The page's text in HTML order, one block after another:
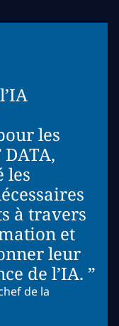
les
les
à travers
et
leur
de l’IA. ”
de la